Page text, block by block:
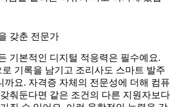
갖춘 전문가
기본적인 디지털 적응력은 필수예요.
기록을 남기고 조리사도 스마트 발주
까요. 자격증 자체의 전문성에 더해 컴퓨
춰둔다면 같은 조건의 다른 지원자보다